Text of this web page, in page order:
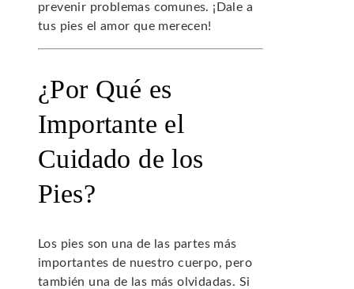
prevenir problemas comunes. ¡Dale a
tus pies el amor que merecen!
¿Por Qué es
Importante el
Cuidado de los
Pies?
Los pies son una de las partes más
importantes de nuestro cuerpo, pero
también una de las más olvidadas. Si